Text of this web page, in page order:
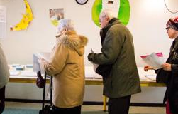
Cancer colorectal : une
stratégie simple aurait
changé la donne au Pays
basque